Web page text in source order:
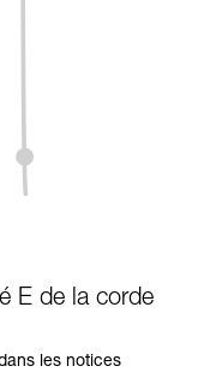
E de la corde
les notices